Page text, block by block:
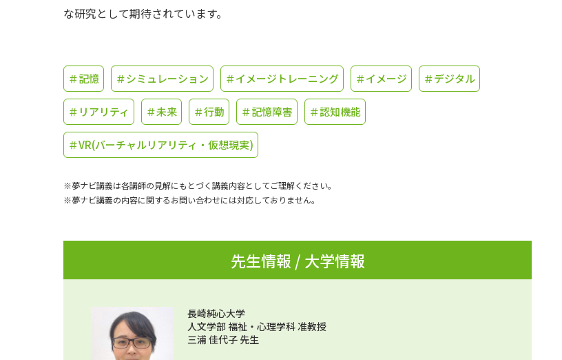
Ｑ＆Ａ よくあるご質問
な研究として期待されています。
＃記憶 ＃シミュレーション ＃イメージトレーニング ＃イメージ ＃デジタル
＃リアリティ ＃未来 ＃行動 ＃記憶障害 ＃認知機能
＃VR(バーチャルリアリティ・仮想現実)
※夢ナビ講義は各講師の見解にもとづく講義内容としてご理解ください。
※夢ナビ講義の内容に関するお問い合わせには対応しておりません。
先生情報 / 大学情報
長崎純心大学
人文学部 福祉・心理学科 准教授
三浦 佳代子 先生